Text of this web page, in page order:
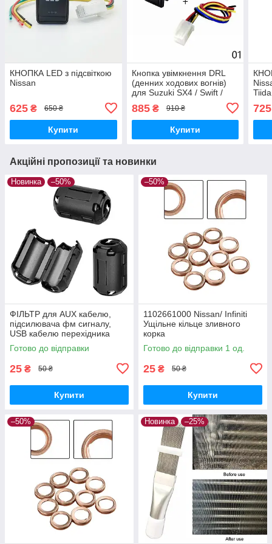
КНОПКА LED з підсвіткою
Nissan
625 ₴ 650 ₴
Купити
Кнопка увімкнення DRL
(денних ходових вогнів)
для Suzuki SX4 / Swift /
Grand Vitara (2006-2012) з
LED-підсвіткою
885₴ 910 ₴
Купити
Tiida
725
Акційні пропозиції та новинки
Новинка –50%
ФІЛЬТР для AUX кабелю,
підсилювача фм сигналу,
USB кабелю перехідника
Готово до відправки
25 ₴ 50 ₴
Купити
–50%
1102661000 Nissan/ Infiniti
Ущільне кільце зливного
корка
Готово до відправки 1 од.
25 ₴ 50 ₴
Купити
–50% Новинка –25%